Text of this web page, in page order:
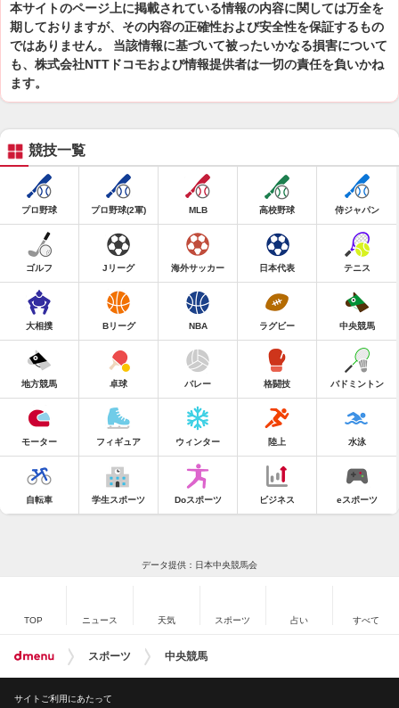
本サイトのページ上に掲載されている情報の内容に関しては万全を
期しておりますが、その内容の正確性および安全性を保証するもの
ではありません。 当該情報に基づいて被ったいかなる損害について
も、株式会社NTTドコモおよび情報提供者は一切の責任を負いかね
ます。
競技一覧
プロ野球 プロ野球(2軍) MLB 高校野球 侍ジャパン
ゴルフ Jリーグ 海外サッカー 日本代表 テニス
大相撲 Bリーグ NBA ラグビー 中央競馬
地方競馬 卓球 バレー 格闘技 バドミントン
モーター フィギュア ウィンター 陸上 水泳
自転車 学生スポーツ Doスポーツ ビジネス eスポーツ
データ提供：日本中央競馬会
TOP ニュース 天気 スポーツ 占い すべて
スポーツ 中央競馬
サイトご利用にあたって